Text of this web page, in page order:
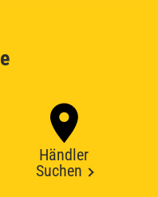
Händler
Suchen